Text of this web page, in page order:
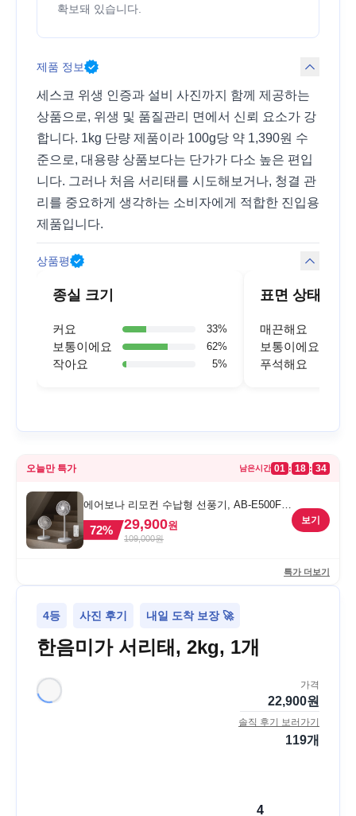
확보돼 있습니다.
제품 정보
세스코 위생 인증과 설비 사진까지 함께 제공하는
상품으로, 위생 및 품질관리 면에서 신뢰 요소가 강
합니다. 1kg 단량 제품이라 100g당 약 1,390원 수
준으로, 대용량 상품보다는 단가가 다소 높은 편입
니다. 그러나 처음 서리태를 시도해보거나, 청결 관
리를 중요하게 생각하는 소비자에게 적합한 진입용
제품입니다.
상품평
종실 크기
커요 33%
보통이에요 62%
작아요 5%
표면 상태
매끈해요
보통이에요
푸석해요
오늘만 특가 남은시간 01 : 18 : 34
에어보나 리모컨 수납형 선풍기, AB-E500FF,
1개
72% 29,900원
109,000원
보기
특가 더보기
4등 사진 후기 내일 도착 보장 🚀
한음미가 서리태, 2kg, 1개
가격
22,900원
솔직 후기 보러가기
119개
4